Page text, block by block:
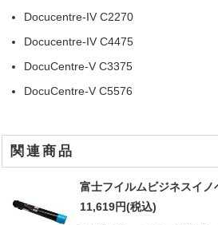
Docucentre-IV C2270
Docucentre-IV C4475
DocuCentre-V C3375
DocuCentre-V C5576
関連商品
富士フイルムビジネスイ
11,619円(税込)